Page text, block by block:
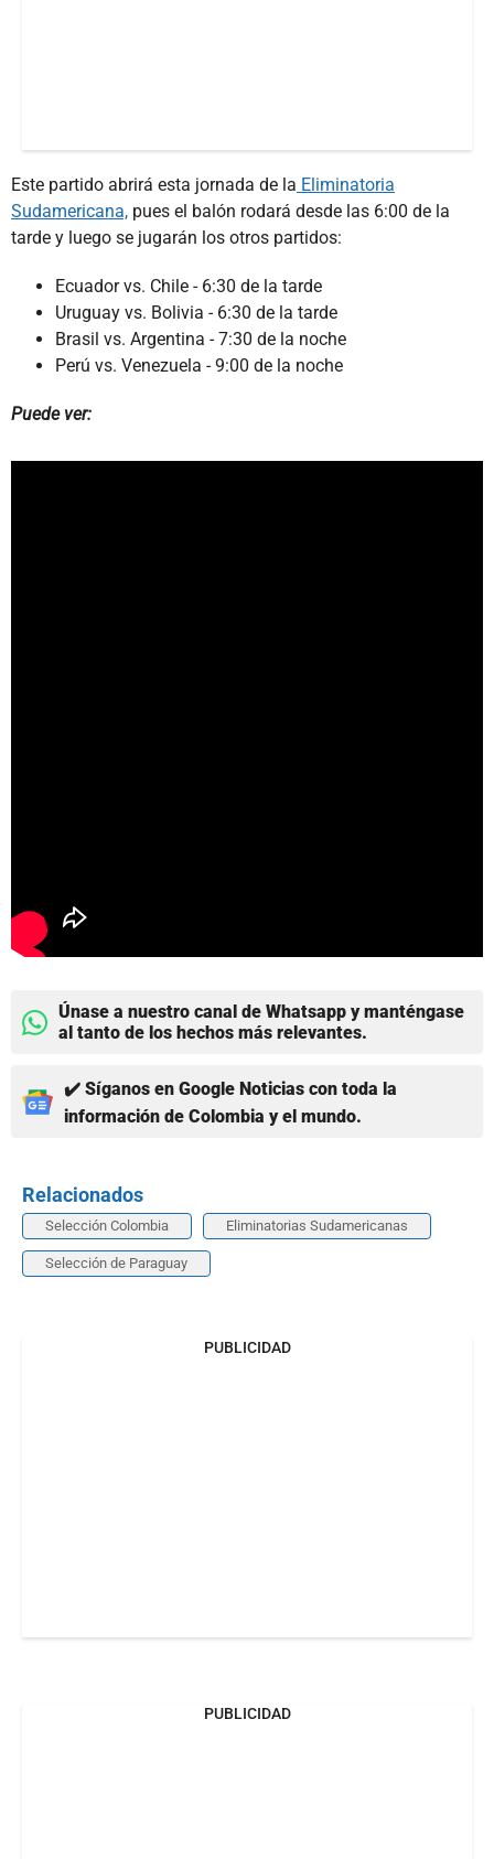
Este partido abrirá esta jornada de la Eliminatoria
Sudamericana, pues el balón rodará desde las 6:00 de la
tarde y luego se jugarán los otros partidos:
Ecuador vs. Chile - 6:30 de la tarde
Uruguay vs. Bolivia - 6:30 de la tarde
Brasil vs. Argentina - 7:30 de la noche
Perú vs. Venezuela - 9:00 de la noche
Puede ver:
Únase a nuestro canal de Whatsapp y manténgase
al tanto de los hechos más relevantes.
✔️ Síganos en Google Noticias con toda la
información de Colombia y el mundo.
Relacionados
Selección Colombia Eliminatorias Sudamericanas
Selección de Paraguay
PUBLICIDAD
PUBLICIDAD